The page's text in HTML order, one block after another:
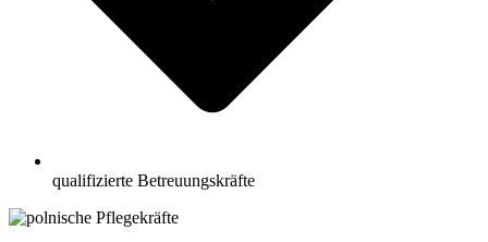
qualifizierte Betreuungskräfte